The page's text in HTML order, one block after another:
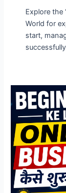
Explore the
World for
start,